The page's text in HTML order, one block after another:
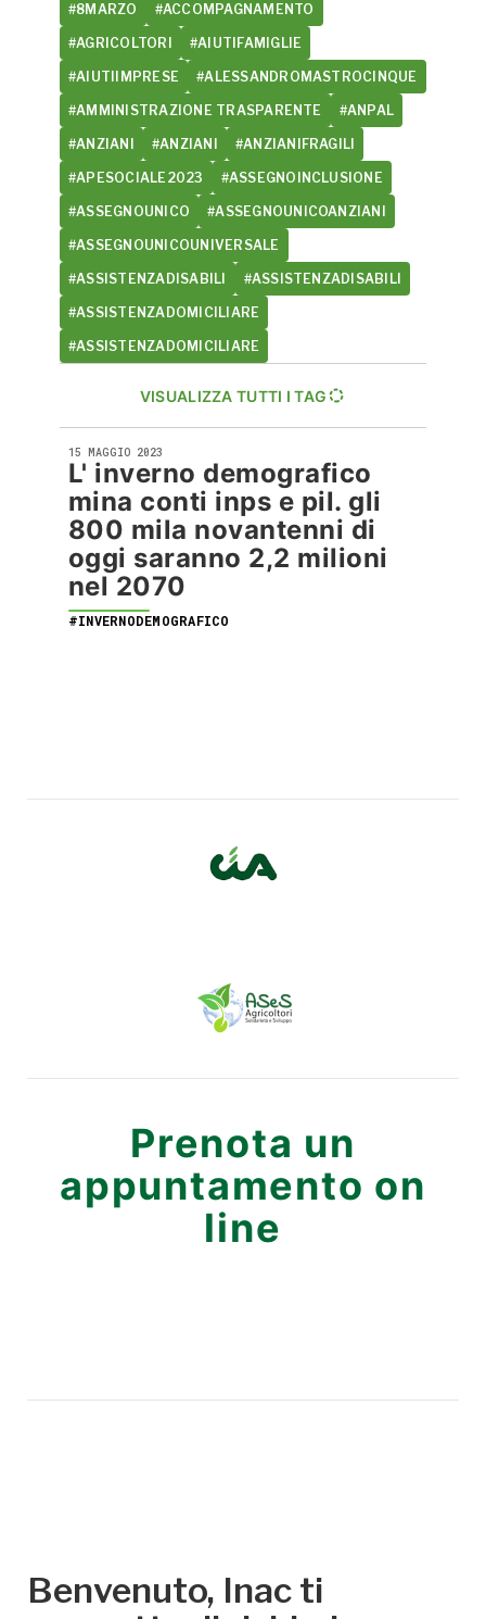
#8MARZO #ACCOMPAGNAMENTO
#AGRICOLTORI #AIUTIFAMIGLIE
#AIUTIIMPRESE #ALESSANDROMASTROCINQUE
#AMMINISTRAZIONE TRASPARENTE #ANPAL
#ANZIANI #ANZIANI #ANZIANIFRAGILI
#APESOCIALE2023 #ASSEGNOINCLUSIONE
#ASSEGNOUNICO #ASSEGNOUNICOANZIANI
#ASSEGNOUNICOUNIVERSALE
#ASSISTENZADISABILI #ASSISTENZADISABILI
#ASSISTENZADOMICILIARE
#ASSISTENZADOMICILIARE
VISUALIZZA TUTTI I TAG
15 MAGGIO 2023
L' inverno demografico
mina conti inps e pil. gli
800 mila novantenni di
oggi saranno 2,2 milioni
nel 2070
#INVERNODEMOGRAFICO
Prenota un
appuntamento on
line
Benvenuto, Inac ti